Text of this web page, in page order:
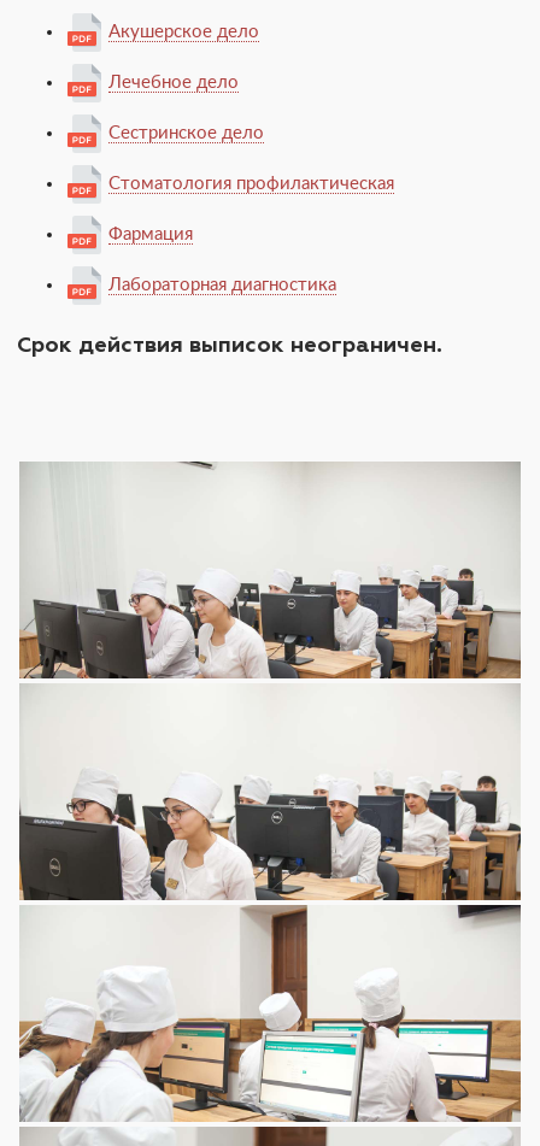
Акушерское дело
Лечебное дело
Сестринское дело
Стоматология профилактическая
Фармация
Лабораторная диагностика
Срок действия выписок неограничен.